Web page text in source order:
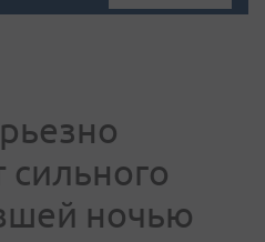
сильного
ночью